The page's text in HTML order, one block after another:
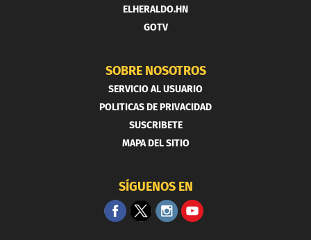
ELHERALDO.HN
GOTV
SOBRE NOSOTROS
SERVICIO AL USUARIO
POLITICAS DE PRIVACIDAD
SUSCRIBETE
MAPA DEL SITIO
SÍGUENOS EN